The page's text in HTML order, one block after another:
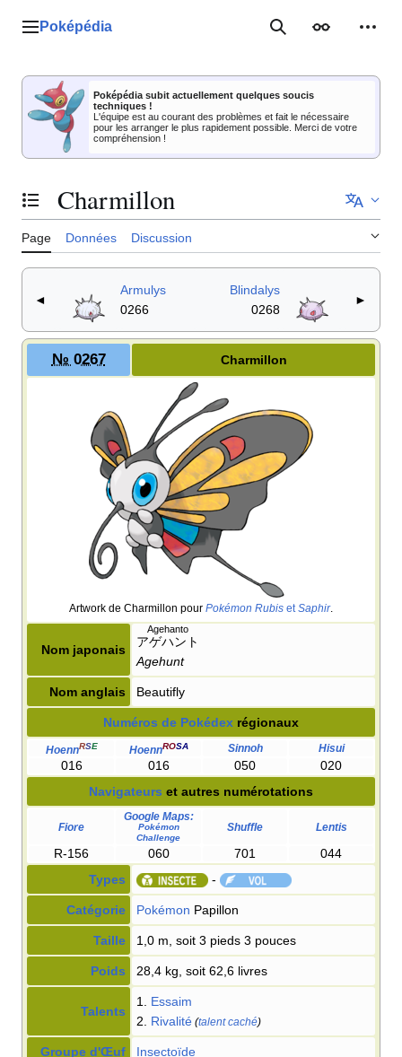
Menu principal
Poképédia RechercherApparence
Poképédia subit actuellement quelques soucis
techniques !
L'équipe est au courant des problèmes et fait le nécessaire
pour les arranger le plus rapidement possible. Merci de votre
compréhension !
Basculer la table des matières
Charmillon
Page Données Discussion
◄
Armulys
0266
Blindalys
0268
►
№ 0267 Charmillon
Artwork de Charmillon pour Pokémon Rubis et Saphir.
Nom japonais
アゲハント
Agehanto
Agehunt
Nom anglais Beautifly
Numéros de Pokédex régionaux
HoennRSE HoennROSA Sinnoh Hisui
016 016 050
020
Navigateurs et autres numérotations
Fiore
Google Maps:
Pokémon
Challenge
Shuffle Lentis
R-156 060 701
044
Types
-
Catégorie Pokémon Papillon
Taille 1,0 m, soit 3 pieds 3 pouces
Poids 28,4 kg, soit 62,6 livres
Talents
1. Essaim
2. Rivalité (talent caché)
Groupe d'Œuf Insectoïde